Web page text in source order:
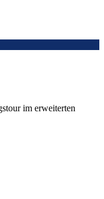
im erweiterten